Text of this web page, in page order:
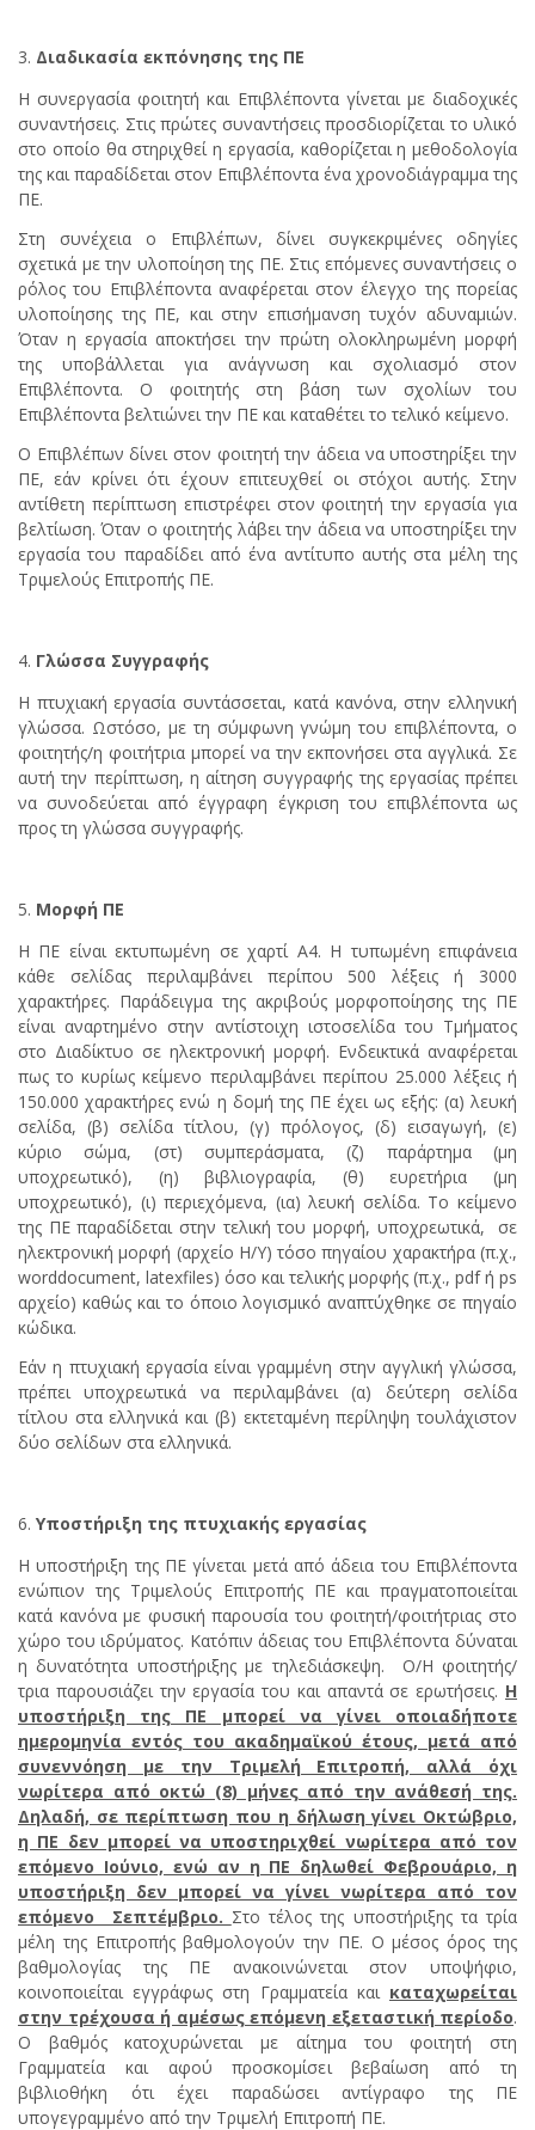
Διαδικασία εκπόνησης της ΠΕ
Η συνεργασία φοιτητή και Επιβλέποντα γίνεται με διαδοχικές
συναντήσεις. Στις πρώτες συναντήσεις προσδιορίζεται το υλικό
στο οποίο θα στηριχθεί η εργασία, καθορίζεται η μεθοδολογία
της και παραδίδεται στον Επιβλέποντα ένα χρονοδιάγραμμα της
ΠΕ.
Στη συνέχεια ο Επιβλέπων, δίνει συγκεκριμένες οδηγίες
σχετικά με την υλοποίηση της ΠΕ. Στις επόμενες συναντήσεις ο
ρόλος του Επιβλέποντα αναφέρεται στον έλεγχο της πορείας
υλοποίησης της ΠΕ, και στην επισήμανση τυχόν αδυναμιών.
Όταν η εργασία αποκτήσει την πρώτη ολοκληρωμένη μορφή
της υποβάλλεται για ανάγνωση και σχολιασμό στον
Επιβλέποντα. Ο φοιτητής στη βάση των σχολίων του
Επιβλέποντα βελτιώνει την ΠΕ και καταθέτει το τελικό κείμενο.
Ο Επιβλέπων δίνει στον φοιτητή την άδεια να υποστηρίξει την
ΠΕ, εάν κρίνει ότι έχουν επιτευχθεί οι στόχοι αυτής. Στην
αντίθετη περίπτωση επιστρέφει στον φοιτητή την εργασία για
βελτίωση. Όταν ο φοιτητής λάβει την άδεια να υποστηρίξει την
εργασία του παραδίδει από ένα αντίτυπο αυτής στα μέλη της
Τριμελούς Επιτροπής ΠΕ.
Γλώσσα Συγγραφής
Η πτυχιακή εργασία συντάσσεται, κατά κανόνα, στην ελληνική
γλώσσα. Ωστόσο, με τη σύμφωνη γνώμη του επιβλέποντα, ο
φοιτητής/η φοιτήτρια μπορεί να την εκπονήσει στα αγγλικά. Σε
αυτή την περίπτωση, η αίτηση συγγραφής της εργασίας πρέπει
να συνοδεύεται από έγγραφη έγκριση του επιβλέποντα ως
προς τη γλώσσα συγγραφής.
Μορφή ΠΕ
Η ΠΕ είναι εκτυπωμένη σε χαρτί Α4. Η τυπωμένη επιφάνεια
κάθε σελίδας περιλαμβάνει περίπου 500 λέξεις ή 3000
χαρακτήρες. Παράδειγμα της ακριβούς μορφοποίησης της ΠΕ
είναι αναρτημένο στην αντίστοιχη ιστοσελίδα του Τμήματος
στο Διαδίκτυο σε ηλεκτρονική μορφή. Ενδεικτικά αναφέρεται
πως το κυρίως κείμενο περιλαμβάνει περίπου 25.000 λέξεις ή
150.000 χαρακτήρες ενώ η δομή της ΠΕ έχει ως εξής: (α) λευκή
σελίδα, (β) σελίδα τίτλου, (γ) πρόλογος, (δ) εισαγωγή, (ε)
κύριο σώμα, (στ) συμπεράσματα, (ζ) παράρτημα (μη
υποχρεωτικό), (η) βιβλιογραφία, (θ) ευρετήρια (μη
υποχρεωτικό), (ι) περιεχόμενα, (ια) λευκή σελίδα. Το κείμενο
της ΠΕ παραδίδεται στην τελική του μορφή, υποχρεωτικά, σε
ηλεκτρονική μορφή (αρχείο Η/Υ) τόσο πηγαίου χαρακτήρα (π.χ.,
worddocument, latexfiles) όσο και τελικής μορφής (π.χ., pdf ή ps
αρχείο) καθώς και το όποιο λογισμικό αναπτύχθηκε σε πηγαίο
κώδικα.
Εάν η πτυχιακή εργασία είναι γραμμένη στην αγγλική γλώσσα,
πρέπει υποχρεωτικά να περιλαμβάνει (α) δεύτερη σελίδα
τίτλου στα ελληνικά και (β) εκτεταμένη περίληψη τουλάχιστον
δύο σελίδων στα ελληνικά.
Υποστήριξη της πτυχιακής εργασίας
Η υποστήριξη της ΠΕ γίνεται μετά από άδεια του Επιβλέποντα
ενώπιον της Τριμελούς Επιτροπής ΠΕ και πραγματοποιείται
κατά κανόνα με φυσική παρουσία του φοιτητή/φοιτήτριας στο
χώρο του ιδρύματος. Κατόπιν άδειας του Επιβλέποντα δύναται
η δυνατότητα υποστήριξης με τηλεδιάσκεψη. Ο/Η φοιτητής/
τρια παρουσιάζει την εργασία του και απαντά σε ερωτήσεις. Η
υποστήριξη της ΠΕ μπορεί να γίνει οποιαδήποτε
ημερομηνία εντός του ακαδημαϊκού έτους, μετά από
συνεννόηση με την Τριμελή Επιτροπή, αλλά όχι
νωρίτερα από οκτώ (8) μήνες από την ανάθεσή της.
Δηλαδή, σε περίπτωση που η δήλωση γίνει Οκτώβριο,
η ΠΕ δεν μπορεί να υποστηριχθεί νωρίτερα από τον
επόμενο Ιούνιο, ενώ αν η ΠΕ δηλωθεί Φεβρουάριο, η
υποστήριξη δεν μπορεί να γίνει νωρίτερα από τον
επόμενο Σεπτέμβριο. Στο τέλος της υποστήριξης τα τρία
μέλη της Επιτροπής βαθμολογούν την ΠΕ. Ο μέσος όρος της
βαθμολογίας της ΠΕ ανακοινώνεται στον υποψήφιο,
κοινοποιείται εγγράφως στη Γραμματεία και καταχωρείται
στην τρέχουσα ή αμέσως επόμενη εξεταστική περίοδο.
Ο βαθμός κατοχυρώνεται με αίτημα του φοιτητή στη
Γραμματεία και αφού προσκομίσει βεβαίωση από τη
βιβλιοθήκη ότι έχει παραδώσει αντίγραφο της ΠΕ
υπογεγραμμένο από την Τριμελή Επιτροπή ΠΕ.